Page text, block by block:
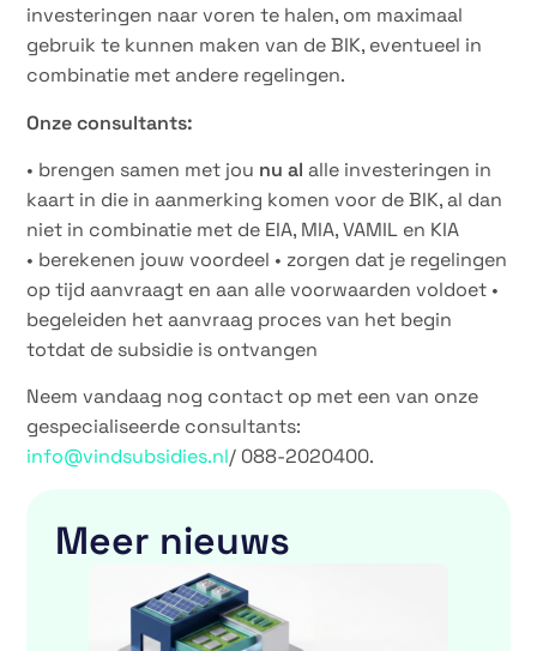
investeringen naar voren te halen, om maximaal
gebruik te kunnen maken van de BIK, eventueel in
combinatie met andere regelingen.
Onze consultants:
• brengen samen met jou nu al alle investeringen in
kaart in die in aanmerking komen voor de BIK, al dan
niet in combinatie met de EIA, MIA, VAMIL en KIA
• berekenen jouw voordeel • zorgen dat je regelingen
op tijd aanvraagt en aan alle voorwaarden voldoet •
begeleiden het aanvraag proces van het begin
totdat de subsidie is ontvangen
Neem vandaag nog contact op met een van onze
gespecialiseerde consultants:
info@vindsubsidies.nl/ 088-2020400.
Meer nieuws